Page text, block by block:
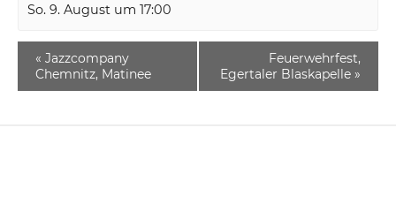
So. 9. August um 17:00
« Jazzcompany
Chemnitz, Matinee
Feuerwehrfest,
Egertaler Blaskapelle »